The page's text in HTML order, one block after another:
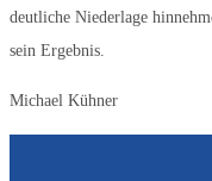
deutliche Niederlage
sein Ergebnis.
Michael Kühner